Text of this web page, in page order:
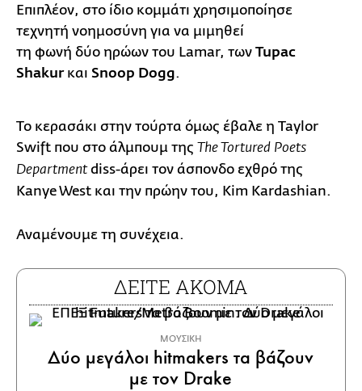
Επιπλέον, στο ίδιο κομμάτι χρησιμοποίησε
τεχνητή νοημοσύνη για να μιμηθεί
τη φωνή δύο ηρώων του Lamar, των Tupac
Shakurκαι Snoop Dogg.
Το κερασάκι στην τούρτα όμως έβαλε η Taylor
Swift που στο άλμπουμ της The Tortured Poets
Departmentdiss-άρει τον άσπονδο εχθρό της
Kanye West και την πρώην του, Kim Kardashian.
Αναμένουμε τη συνέχεια.
ΔΕΙΤΕ ΑΚΟΜΑ
ΜΟΥΣΙΚΗ
Δύο μεγάλοι hitmakers τα βάζουν
με τον Drake